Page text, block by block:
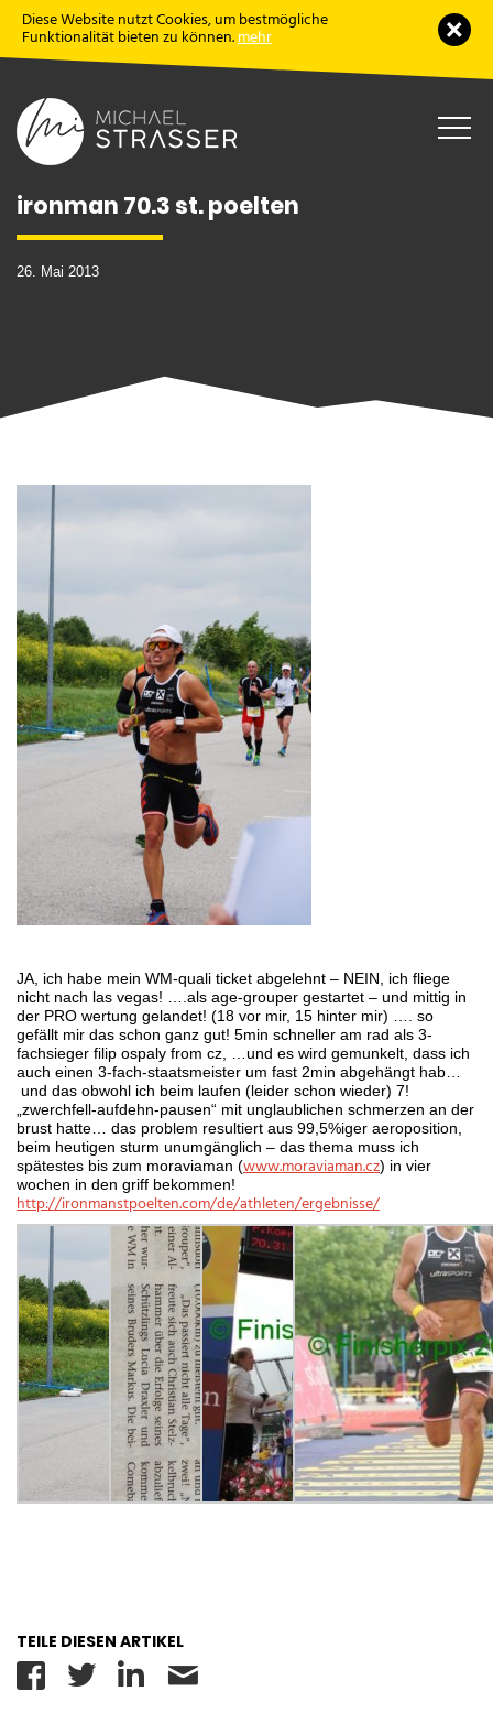
Diese Website nutzt Cookies, um bestmögliche
Funktionalität bieten zu können.mehr
ironman 70.3 st. poelten
26. Mai 2013
JA, ich habe mein WM-quali ticket abgelehnt – NEIN, ich fliege
nicht nach las vegas! ….als age-grouper gestartet – und mittig in
der PRO wertung gelandet! (18 vor mir, 15 hinter mir) …. so
gefällt mir das schon ganz gut! 5min schneller am rad als 3-
fachsieger filip ospaly from cz, …und es wird gemunkelt, dass ich
auch einen 3-fach-staatsmeister um fast 2min abgehängt hab…
und das obwohl ich beim laufen (leider schon wieder) 7!
„zwerchfell-aufdehn-pausen“ mit unglaublichen schmerzen an der
brust hatte… das problem resultiert aus 99,5%iger aeroposition,
beim heutigen sturm unumgänglich – das thema muss ich
spätestes bis zum moraviaman (www.moraviaman.cz) in vier
wochen in den griff bekommen!
http://ironmanstpoelten.com/de/athleten/ergebnisse/
TEILE DIESEN ARTIKEL
Facebook
Twitter
Linkedin